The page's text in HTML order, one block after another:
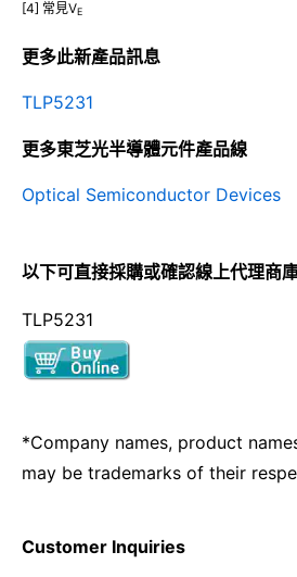
[4] 常見VE
更多此新產品訊息
TLP5231
更多東芝光半導體元件產品線
Optical Semiconductor Devices
以下可直接採購或確認線上代理商
TLP5231
*Company names, product
may be trademarks of their
Customer Inquiries